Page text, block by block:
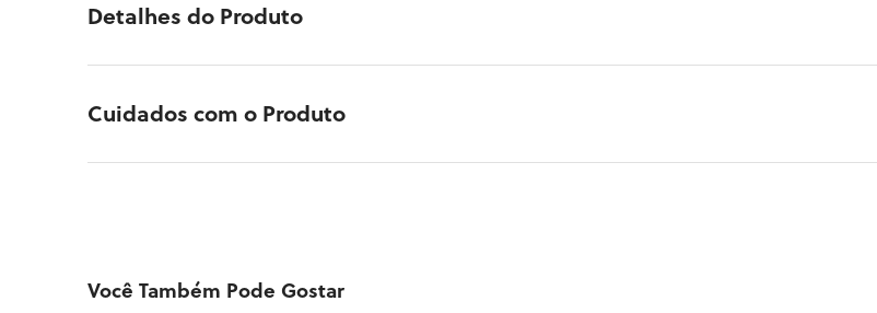
Detalhes do Produto
Cuidados com o Produto
A Fossil também aposta na tendência de relógios em formatos diferenciados de acessórios.
Você Também Pode Gostar